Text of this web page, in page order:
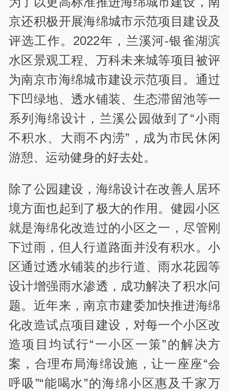
京还积极开展海绵城市示范项目建设及
评选工作。2022年，兰溪河-银雀湖滨
水区景观工程、万科未来城等项目被评
为南京市海绵城市建设示范项目。通过
下凹绿地、透水铺装、生态滞留池等一
系列海绵设计，兰溪公园做到了“小雨
不积水、大雨不内涝”，成为市民休闲
游憩、运动健身的好去处。
除了公园建设，海绵设计在改善人居环
境方面也起到了极大的作用。健园小区
就是海绵化改造过的小区之一，尽管刚
下过雨，但人行道路面并没有积水。小
区通过透水铺装的步行道、雨水花园等
设计增强雨水渗透，成功解决了积水问
题。近年来，南京市建委加快推进海绵
化改造试点项目建设，对每一个小区改
造项目均试行“一小区一策”的解决方
案，合理布局海绵设施，让一座座“会
呼吸”“能喝水”的海绵小区惠及千家万